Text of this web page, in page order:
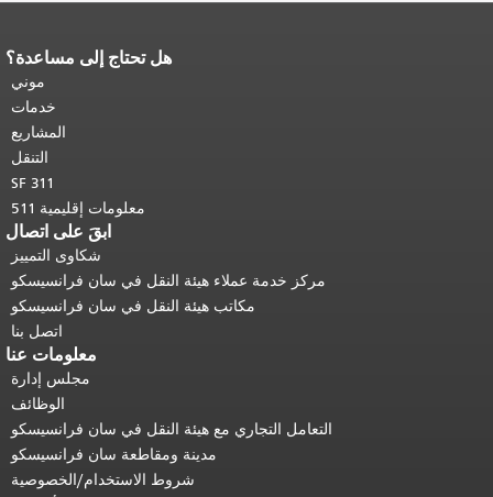
هل تحتاج إلى مساعدة؟
موني
خدمات
المشاريع
التنقل
SF 311
معلومات إقليمية 511
ابقَ على اتصال
شكاوى التمييز
مركز خدمة عملاء هيئة النقل في سان فرانسيسكو
مكاتب هيئة النقل في سان فرانسيسكو
اتصل بنا
معلومات عنا
مجلس إدارة
الوظائف
التعامل التجاري مع هيئة النقل في سان فرانسيسكو
مدينة ومقاطعة سان فرانسيسكو
شروط الاستخدام/الخصوصية